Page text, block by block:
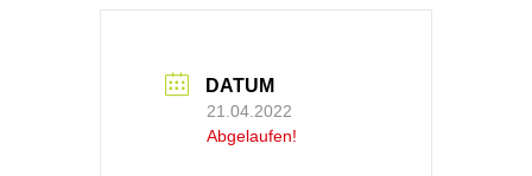
DATUM
21.04.2022
Abgelaufen!